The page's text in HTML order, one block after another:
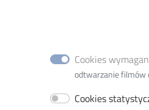
Cookies
odtwarzanie filmów
Cookies
Wydział